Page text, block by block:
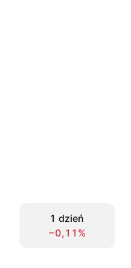
1 dzień
−0,11%